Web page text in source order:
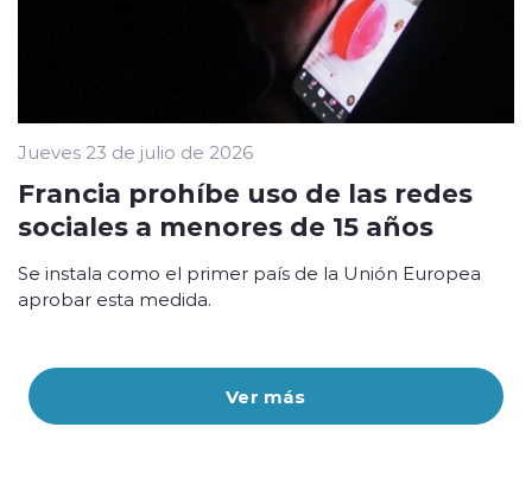
Ver más
Jueves 23 de julio de 2026
Francia prohíbe uso de las redes
sociales a menores de 15 años
Se instala como el primer país de la Unión Europea
aprobar esta medida.